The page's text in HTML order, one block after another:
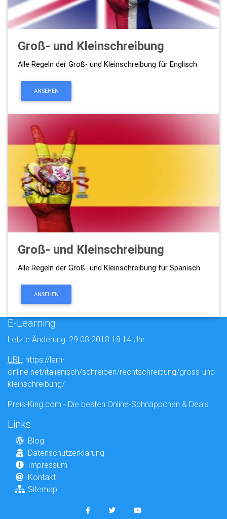
Groß- und Kleinschreibung
Alle Regeln der Groß- und Kleinschreibung für Englisch
ANSEHEN
Groß- und Kleinschreibung
Alle Regeln der Groß- und Kleinschreibung für Spanisch
ANSEHEN
E-Learning
Letzte Änderung: 29.08.2018 18:14 Uhr
URL : https://lern-
online.net/italienisch/schreiben/rechtschreibung/gross-und-
kleinschreibung/
Preis-King.com - Die besten Online-Schnäppchen & Deals
Links
Blog
Datenschutzerklärung
Impressum
Kontakt
Sitemap